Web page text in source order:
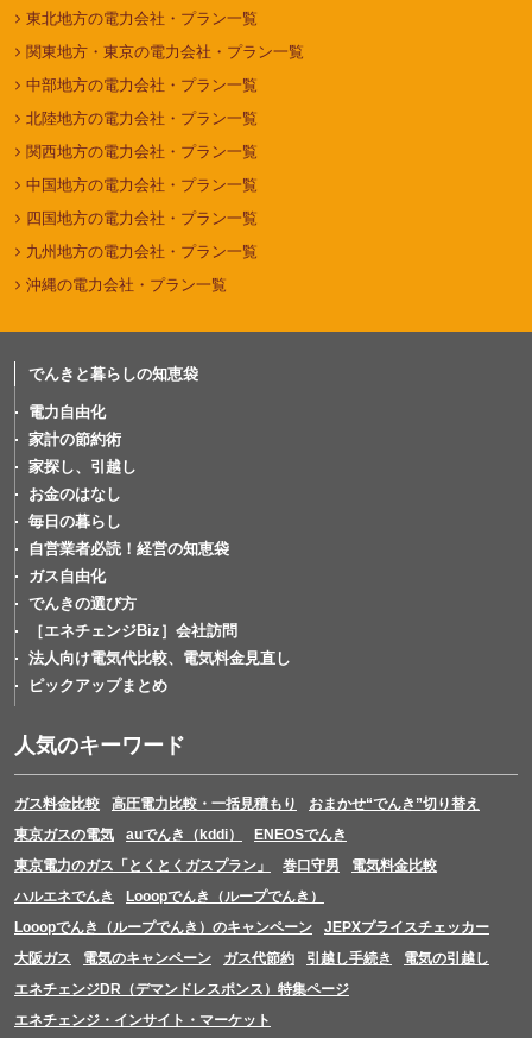
東北地方の電力会社・プラン一覧
関東地方・東京の電力会社・プラン一覧
中部地方の電力会社・プラン一覧
北陸地方の電力会社・プラン一覧
関西地方の電力会社・プラン一覧
中国地方の電力会社・プラン一覧
四国地方の電力会社・プラン一覧
九州地方の電力会社・プラン一覧
沖縄の電力会社・プラン一覧
でんきと暮らしの知恵袋
電力自由化
家計の節約術
家探し、引越し
お金のはなし
毎日の暮らし
自営業者必読！経営の知恵袋
ガス自由化
でんきの選び方
［エネチェンジBiz］会社訪問
法人向け電気代比較、電気料金見直し
ピックアップまとめ
人気のキーワード
ガス料金比較 高圧電力比較・一括見積もり
おまかせ“でんき”切り替え
東京ガスの電気
auでんき（kddi）
ENEOSでんき
東京電力のガス「とくとくガスプラン」
巻口守男
電気料金比較
ハルエネでんき
Looopでんき（ループでんき）
Looopでんき（ループでんき）のキャンペーン
JEPXプライスチェッカー
大阪ガス
電気のキャンペーン ガス代節約 引越し手続き
電気の引越し
エネチェンジDR（デマンドレスポンス）特集ページ
エネチェンジ・インサイト・マーケット